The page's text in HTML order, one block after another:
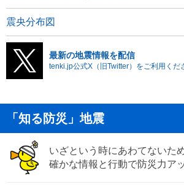
震央分布図
最新の地震情報を配信
tenki.jp公式X（旧Twitter）をご利用くだ
「知る防災」地震
いざという時にあわてないた
確かな情報と行動で防災力ア